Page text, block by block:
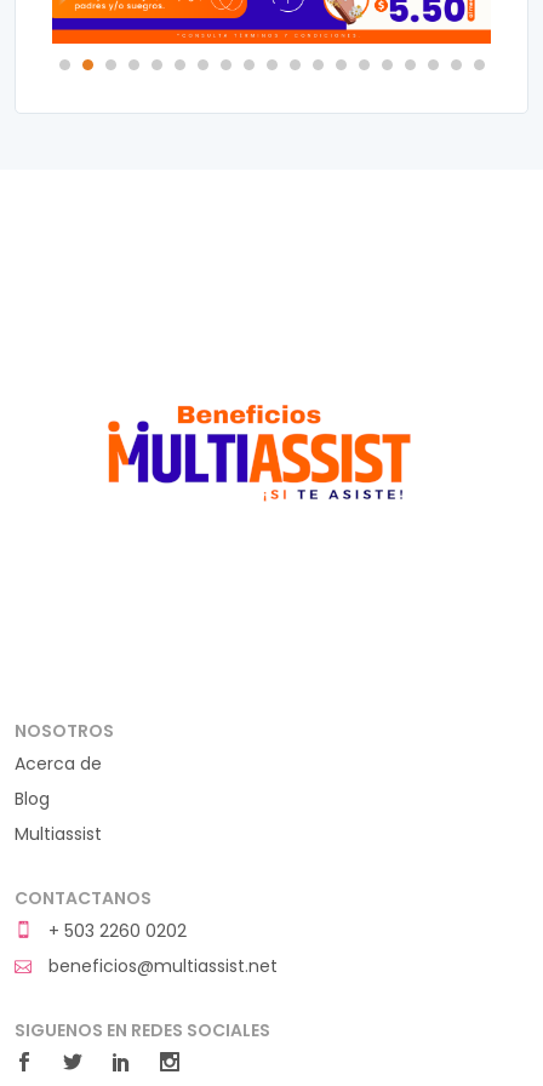
NOSOTROS
Acerca de
Blog
Multiassist
CONTACTANOS
+ 503 2260 0202
beneficios@multiassist.net
SIGUENOS EN REDES SOCIALES